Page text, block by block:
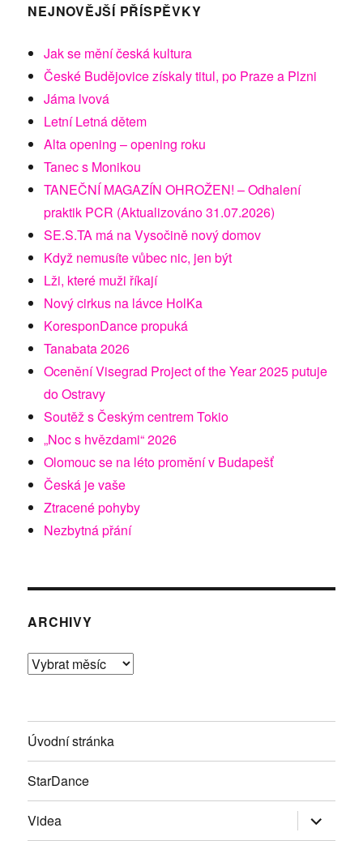
NEJNOVĚJŠÍ PŘÍSPĚVKY
Jak se mění česká kultura
České Budějovice získaly titul, po Praze a Plzni
Jáma lvová
Letní Letná dětem
Alta opening – opening roku
Tanec s Monikou
TANEČNÍ MAGAZÍN OHROŽEN! – Odhalení
praktik PCR (Aktualizováno 31.07.2026)
SE.S.TA má na Vysočině nový domov
Když nemusíte vůbec nic, jen být
Lži, které muži říkají
Nový cirkus na lávce HolKa
KoresponDance propuká
Tanabata 2026
Ocenění Visegrad Project of the Year 2025 putuje
do Ostravy
Soutěž s Českým centrem Tokio
„Noc s hvězdami“ 2026
Olomouc se na léto promění v Budapešť
Česká je vaše
Ztracené pohyby
Nezbytná přání
ARCHIVY
Archivy
Úvodní stránka
StarDance
Videa Zobrazit